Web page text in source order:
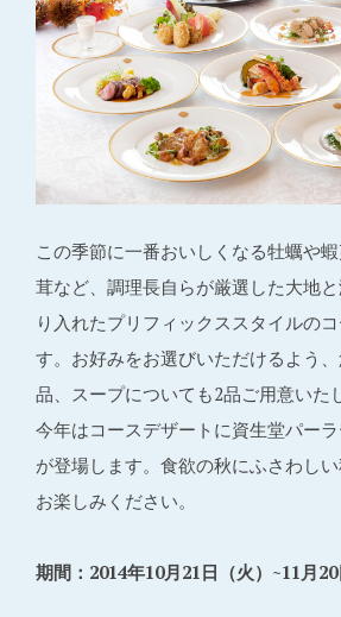
この季節に一番おいしくなる牡蠣や
茸など、調理長自らが厳選した大地
り入れたプリフィックススタイルの
す。お好みをお選びいただけるよう
品、スープについても2品ご用意いた
今年はコースデザートに資生堂パー
が登場します。食欲の秋にふさわし
お楽しみください。
期間：2014年10月21日（火）~11月20